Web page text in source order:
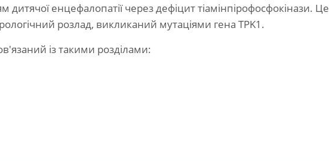
енцефалопатії через дефіцит тіамінпірофосфокінази. Це
розлад, викликаний мутаціями гена TPK1.
із такими розділами: